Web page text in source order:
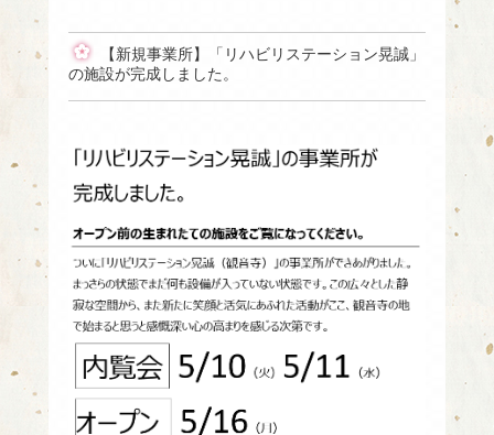
【新規事業所】「リハビリステーション晃誠」
の施設が完成しました。